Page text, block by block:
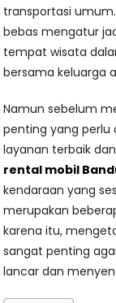
transportasi
bebas mengatur
tempat wisata
bersama keluarga
Namun sebelum
penting yang perlu
layanan terbaik
rental mobil
kendaraan yang
merupakan
karena itu,
sangat penting
lancar dan